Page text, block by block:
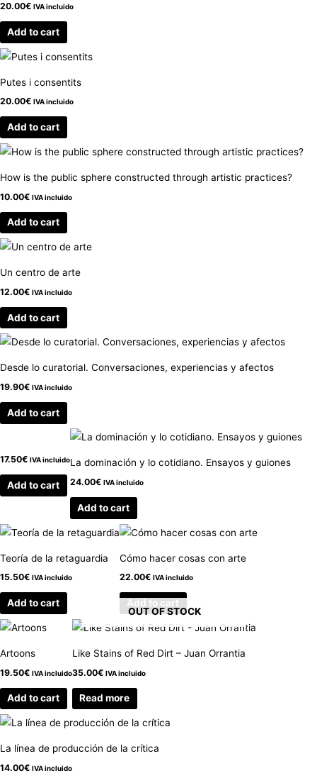
20.00€ IVA incluido
Add to cart
Putes i consentits
20.00€ IVA incluido
Add to cart
How is the public sphere constructed through artistic practices?
10.00€ IVA incluido
Add to cart
Un centro de arte
12.00€ IVA incluido
Add to cart
Desde lo curatorial. Conversaciones, experiencias y afectos
19.90€ IVA incluido
Add to cart
17.50€ IVA incluido
Add to cart
La dominación y lo cotidiano. Ensayos y guiones
24.00€ IVA incluido
Add to cart
Teoría de la retaguardia
15.50€ IVA incluido
Add to cart
Cómo hacer cosas con arte
22.00€ IVA incluido
Add to cart
Artoons
19.50€ IVA incluido
Add to cart
OUT OF STOCK
Like Stains of Red Dirt – Juan Orrantia
35.00€ IVA incluido
Read more
La línea de producción de la crítica
14.00€ IVA incluido